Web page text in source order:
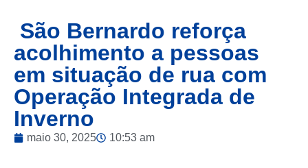
São Bernardo reforça
acolhimento a pessoas
em situação de rua com
Operação Integrada de
Inverno
maio 30, 2025 10:53 am